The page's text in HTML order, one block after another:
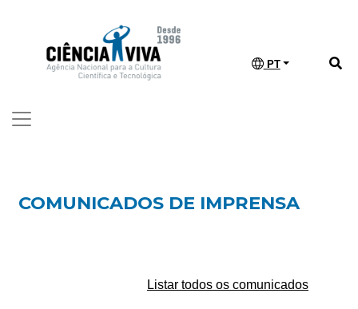
PT
COMUNICADOS DE IMPRENSA
Listar todos os comunicados